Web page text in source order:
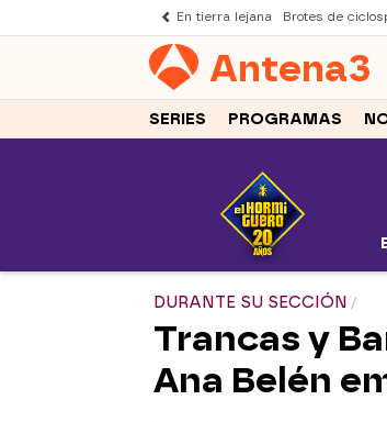
En tierra lejana Brotes de
Antena3
SERIES PROGRAMAS
DURANTE SU SECCIÓN
Trancas y
Ana Belén